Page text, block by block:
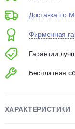
Доставка по
Фирменная
Гарантии
Бесплатная
ХАРАКТЕРИСТИКИ
недели